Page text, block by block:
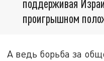
поддерживая
проигрышном
А ведь борьба за